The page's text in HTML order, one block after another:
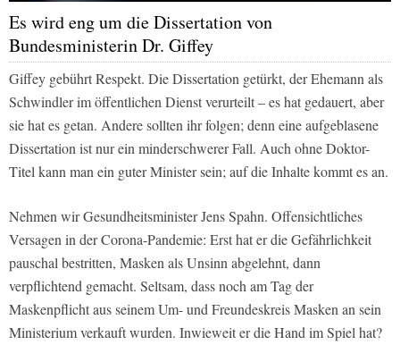
Es wird eng um die Dissertation von
Bundesministerin Dr. Giffey
Giffey gebührt Respekt. Die Dissertation getürkt, der Ehemann als
Schwindler im öffentlichen Dienst verurteilt – es hat gedauert, aber
sie hat es getan. Andere sollten ihr folgen; denn eine aufgeblasene
Dissertation ist nur ein minderschwerer Fall. Auch ohne Doktor-
Titel kann man ein guter Minister sein; auf die Inhalte kommt es an.
Nehmen wir Gesundheitsminister Jens Spahn. Offensichtliches
Versagen in der Corona-Pandemie: Erst hat er die Gefährlichkeit
pauschal bestritten, Masken als Unsinn abgelehnt, dann
verpflichtend gemacht. Seltsam, dass noch am Tag der
Maskenpflicht aus seinem Um- und Freundeskreis Masken an sein
Ministerium verkauft wurden. Inwieweit er die Hand im Spiel hat?